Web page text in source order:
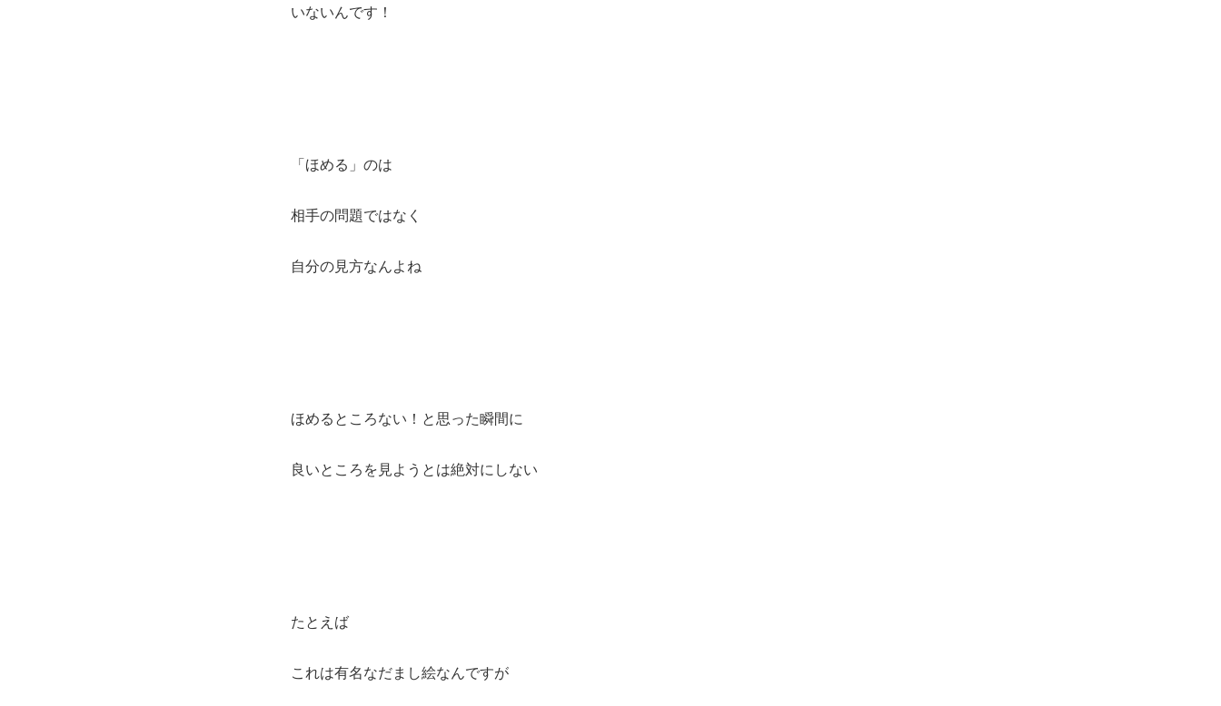
いないんです！
「ほめる」のは
相手の問題ではなく
自分の見方なんよね
ほめるところない！と思った瞬間に
良いところを見ようとは絶対にしない
たとえば
これは有名なだまし絵なんですが